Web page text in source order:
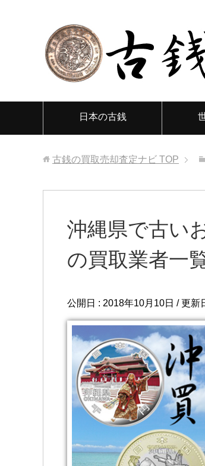
日本の古銭
古銭の買取売却査定ナビ TOP
沖縄県で古い
の買取業者一
公開日 : 2018年10月10日 / 更新